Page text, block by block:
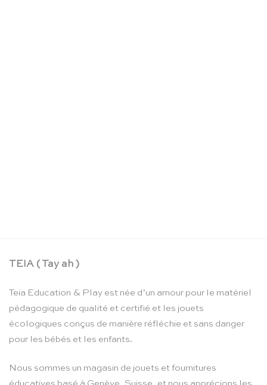
TEIA ( Tay ah )
Teia Education & Play est née d’un amour pour le matériel
pédagogique de qualité et certifié et les jouets
écologiques conçus de manière réfléchie et sans danger
pour les bébés et les enfants.
Nous sommes un magasin de jouets et fournitures